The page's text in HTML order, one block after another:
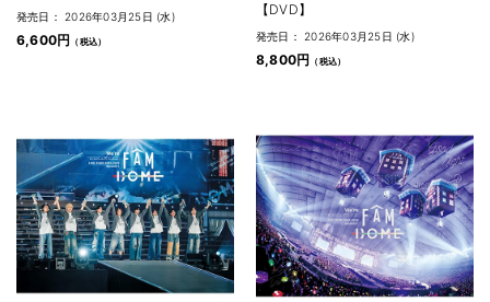
発売日： 2026年03月25日 (水)
6,600円
【DVD】
発売日： 2026年03月25日 (水)
8,800円